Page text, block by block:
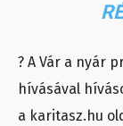
? A Vár a nyár
hívásával
a karitasz.hu